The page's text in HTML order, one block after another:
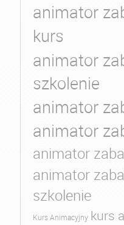
animator
kurs
animator
szkolenie
animator
animator
animator
animator
szkolenie
Kurs Animacyjny kurs